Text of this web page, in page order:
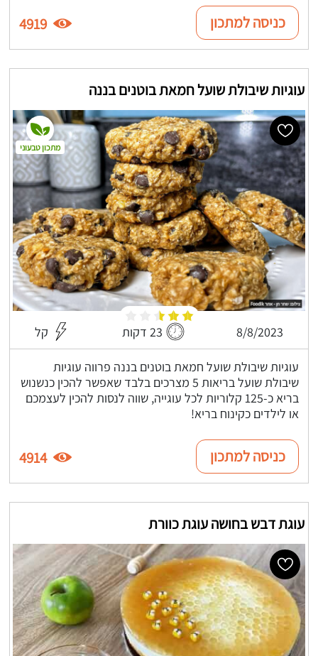
כניסה למתכון 4919
עוגיות שיבולת שועל חמאת בוטנים בננה
8/8/2023 23 דקות קל
עוגיות שיבולת שועל חמאת בוטנים בננה פרווה עוגיות
שיבולת שועל בריאות 5 מצרכים בלבד שאפשר להכין כנשנוש
בריא כ-125 קלוריות לכל עוגייה, שווה לנסות להכין לעצמכם
או לילדים כקינוח בריא!
מתכון טבעוני
כניסה למתכון 4914
עוגת דבש בחושה עוגת כוורת